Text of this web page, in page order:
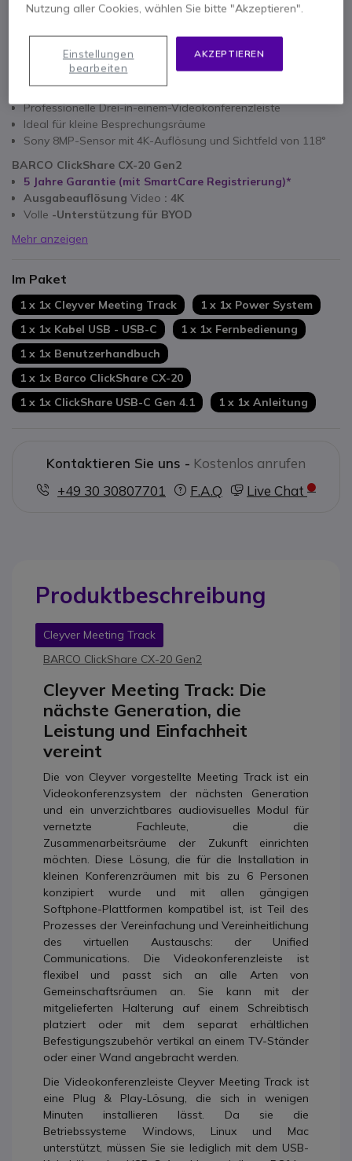
1 JahrHerstellergarantie
Hauptmerkmale
Cleyver Meeting Track
Professionelle Drei-in-einem-Videokonferenzleiste
Ideal für kleine Besprechungsräume
Sony 8MP-Sensor mit 4K-Auflösung und Sichtfeld von 118°
BARCO ClickShare CX-20 Gen2
5 Jahre Garantie (mit SmartCare Registrierung)*
Ausgabeauflösung Video : 4K
Volle -Unterstützung für BYOD
Mehr anzeigen
Im Paket
1 x 1x Cleyver Meeting Track
1 x 1x Power System
1 x 1x Kabel USB - USB-C
1 x 1x Fernbedienung
1 x 1x Benutzerhandbuch
1 x 1x Barco ClickShare CX-20
1 x 1x ClickShare USB-C Gen 4.1
1 x 1x Anleitung
Kontaktieren Sie uns - Kostenlos anrufen
+49 30 30807701
F.A.Q Live Chat
Produktbeschreibung
Cleyver Meeting Track
BARCO ClickShare CX-20 Gen2
Cleyver Meeting Track: Die
nächste Generation, die
Leistung und Einfachheit
vereint
Die von Cleyver vorgestellte Meeting Track ist ein
Videokonferenzsystem der nächsten Generation
und ein unverzichtbares audiovisuelles Modul für
vernetzte Fachleute, die die
Zusammenarbeitsräume der Zukunft einrichten
möchten. Diese Lösung, die für die Installation in
kleinen Konferenzräumen mit bis zu 6 Personen
konzipiert wurde und mit allen gängigen
Softphone-Plattformen kompatibel ist, ist Teil des
Prozesses der Vereinfachung und Vereinheitlichung
des virtuellen Austauschs: der Unified
Communications. Die Videokonferenzleiste ist
flexibel und passt sich an alle Arten von
Gemeinschaftsräumen an. Sie kann mit der
mitgelieferten Halterung auf einem Schreibtisch
platziert oder mit dem separat erhältlichen
Befestigungszubehör vertikal an einem TV-Ständer
oder einer Wand angebracht werden.
Die Videokonferenzleiste Cleyver Meeting Track ist
eine Plug & Play-Lösung, die sich in wenigen
Minuten installieren lässt. Da sie die
Betriebssysteme Windows, Linux und Mac
unterstützt, müssen Sie sie lediglich mit dem USB-
Nutzung aller Cookies, wählen Sie bitte "Akzeptieren".
AKZEPTIEREN
Einstellungen
bearbeiten